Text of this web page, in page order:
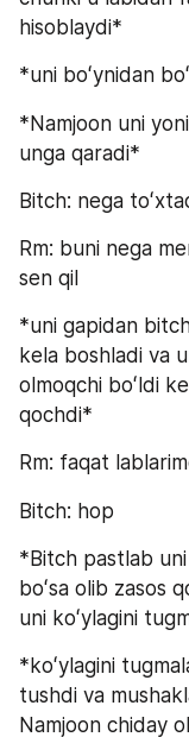
hisoblaydi*
*uni boʻynidan
*Namjoon uni
unga qaradi*
Bitch: nega
Rm: buni nega
sen qil
*uni gapidan
kela boshladi va
olmoqchi boʻldi
qochdi*
Rm: faqat
Bitch: hop
*Bitch pastlab uni
boʻsa olib zasos
uni koʻylagini
*koʻylagini
tushdi va
Namjoon chiday